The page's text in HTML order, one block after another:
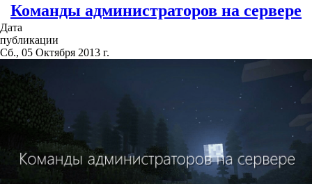
Команды администраторов на сервере
Дата
публикации
Сб., 05 Октября 2013 г.